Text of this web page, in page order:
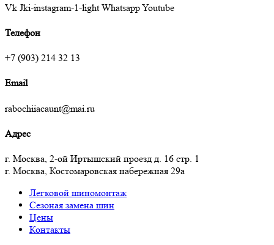
Vk Jki-instagram-1-light WhatsappYoutube
Телефон
+7 (903) 214 32 13
Email
rabochiiacaunt@mai.ru
Адрес
г. Москва, 2-ой Иртышский проезд д. 16 стр. 1
г. Москва, Костомаровская набережная 29а
Легковой шиномонтаж
Сезоная замена шин
Цены
Контакты